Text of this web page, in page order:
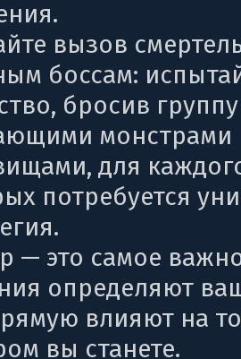
вызов
боссам:
бросив
монстрами
для
потребуется
— это самое
определяют
влияют на
вы станете.